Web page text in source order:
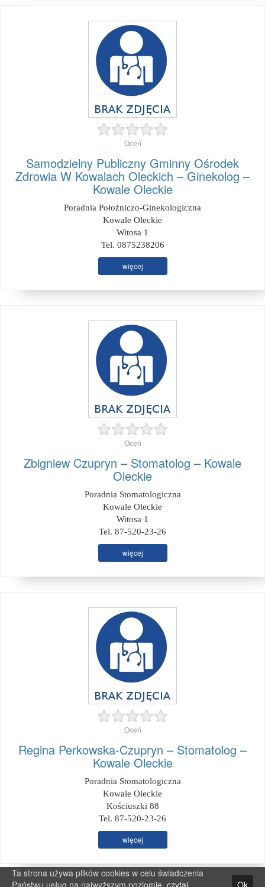
Oceń
Samodzielny Publiczny Gminny Ośrodek
Zdrowia W Kowalach Oleckich – Ginekolog –
Kowale Oleckie
Poradnia Położniczo-Ginekologiczna
Kowale Oleckie
Witosa 1
Tel. 0875238206
więcej
Oceń
Zbigniew Czupryn – Stomatolog – Kowale
Oleckie
Poradnia Stomatologiczna
Kowale Oleckie
Witosa 1
Tel. 87-520-23-26
więcej
Oceń
Regina Perkowska-Czupryn – Stomatolog –
Kowale Oleckie
Poradnia Stomatologiczna
Kowale Oleckie
Kościuszki 88
Tel. 87-520-23-26
więcej
Ta strona używa plików cookies w celu świadczenia
Państwu usług na najwyższym poziomie. czytaj Ok